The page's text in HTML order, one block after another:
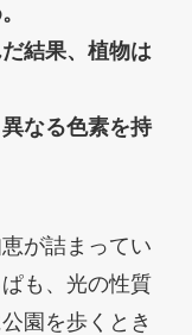
結果、植物は
なる色素を持
が詰まってい
も、光の性質
園を歩くとき